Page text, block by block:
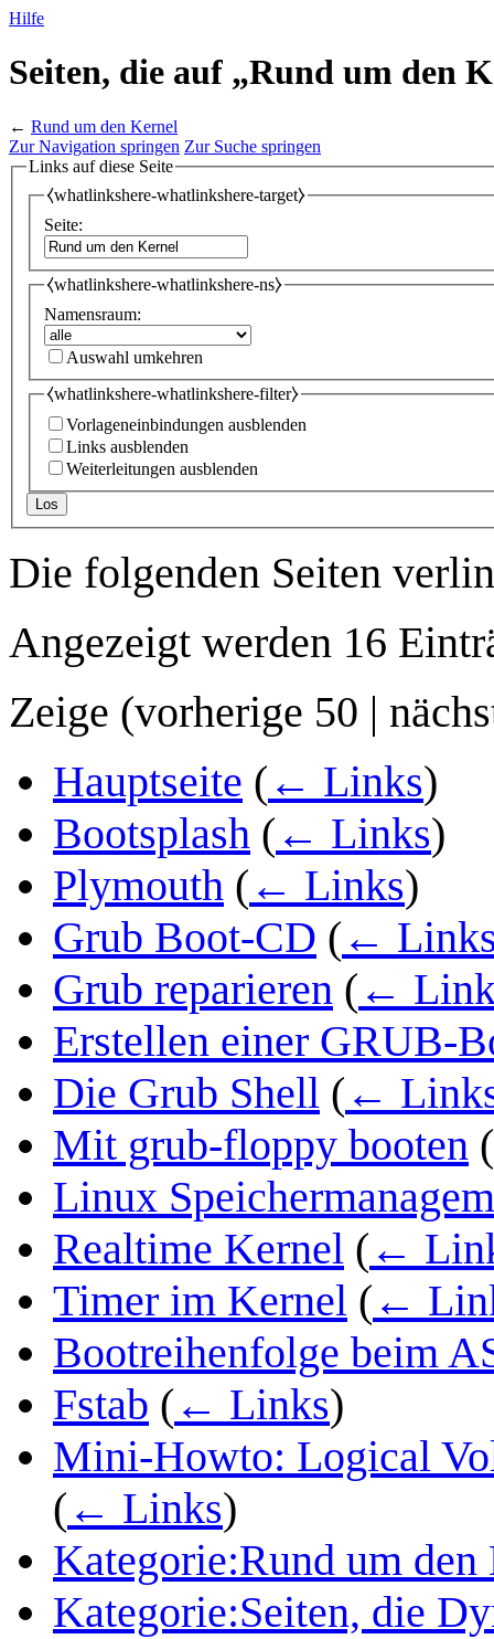
Hilfe
Seiten, die auf „Rund um den
← Rund um den Kernel
Zur Navigation springen Zur Suche springen
Links auf diese Seite
⧼whatlinkshere-whatlinkshere-target⧽
Seite:
⧼whatlinkshere-whatlinkshere-ns⧽
Namensraum:
Auswahl umkehren
⧼whatlinkshere-whatlinkshere-filter⧽
Vorlageneinbindungen ausblenden
Links ausblenden
Weiterleitungen ausblenden
Los
Die folgenden Seiten
Angezeigt werden 16
Zeige (vorherige 50 |
Hauptseite ( ← Links)
Bootsplash ( ← Links)
Plymouth ( ← Links)
Grub Boot-CD ( ←
Grub reparieren ( ←
Erstellen einer GRUB-
Die Grub Shell ( ←
Mit grub-floppy booten (
Linux
Realtime Kernel ( ←
Timer im Kernel ( ←
Bootreihenfolge beim
Fstab ( ← Links)
Mini-Howto: Logical
( ← Links)
Kategorie:Rund um den
Kategorie:Seiten, die